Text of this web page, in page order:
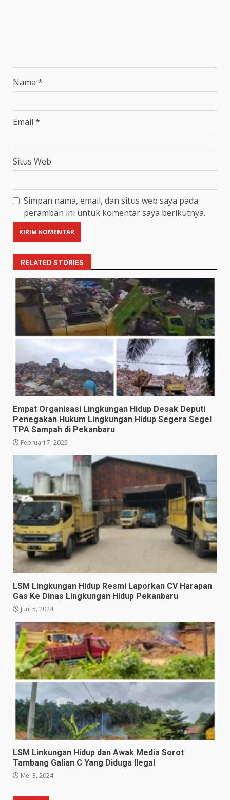
Nama *
Email *
Situs Web
Simpan nama, email, dan situs web saya pada
peramban ini untuk komentar saya berikutnya.
RELATED STORIES
Empat Organisasi Lingkungan Hidup Desak Deputi
Penegakan Hukum Lingkungan Hidup Segera Segel
TPA Sampah di Pekanbaru
Februari 7, 2025
LSM Lingkungan Hidup Resmi Laporkan CV Harapan
Gas Ke Dinas Lingkungan Hidup Pekanbaru
Juni 5, 2024
LSM Linkungan Hidup dan Awak Media Sorot
Tambang Galian C Yang Diduga Ilegal
Mei 3, 2024